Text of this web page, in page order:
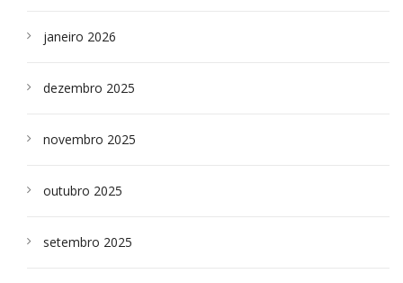
janeiro 2026
dezembro 2025
novembro 2025
outubro 2025
setembro 2025